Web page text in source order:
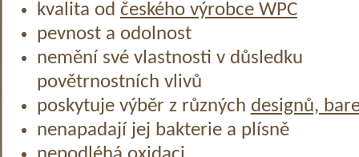
kvalita od českého výrobce WPC
pevnost a odolnost
nemění své vlastnosti v důsledku
povětrnostních vlivů
poskytuje výběr z různých designů,
nenapadají jej bakterie a plísně